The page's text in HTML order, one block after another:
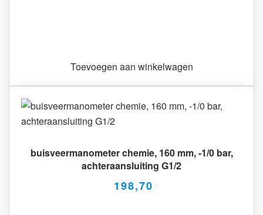
Toevoegen aan winkelwagen
buisveermanometer chemie, 160 mm, -1/0 bar,
achteraansluiting G1/2
198,70